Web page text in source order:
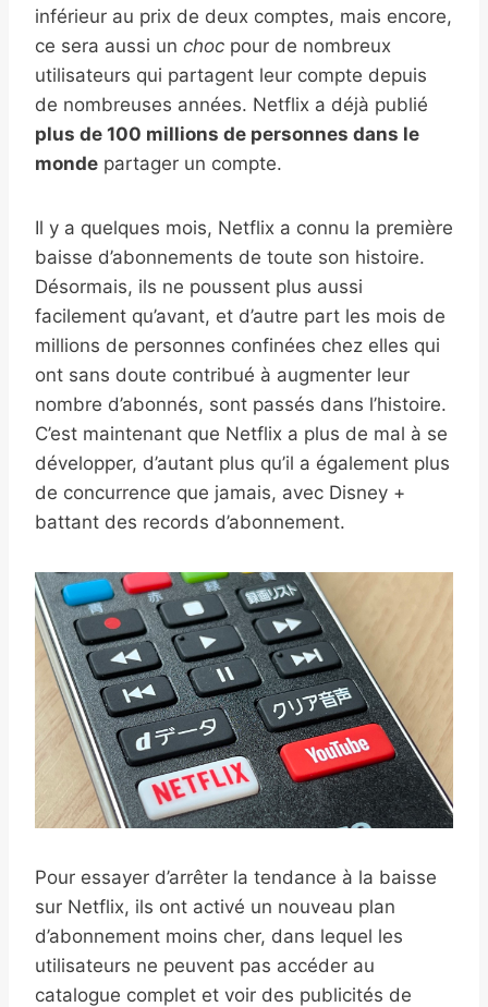
inférieur au prix de deux comptes, mais encore,
ce sera aussi un choc pour de nombreux
utilisateurs qui partagent leur compte depuis
de nombreuses années. Netflix a déjà publié
plus de 100 millions de personnes dans le
monde partager un compte.
Il y a quelques mois, Netflix a connu la première
baisse d’abonnements de toute son histoire.
Désormais, ils ne poussent plus aussi
facilement qu’avant, et d’autre part les mois de
millions de personnes confinées chez elles qui
ont sans doute contribué à augmenter leur
nombre d’abonnés, sont passés dans l’histoire.
C’est maintenant que Netflix a plus de mal à se
développer, d’autant plus qu’il a également plus
de concurrence que jamais, avec Disney +
battant des records d’abonnement.
Pour essayer d’arrêter la tendance à la baisse
sur Netflix, ils ont activé un nouveau plan
d’abonnement moins cher, dans lequel les
utilisateurs ne peuvent pas accéder au
catalogue complet et voir des publicités de